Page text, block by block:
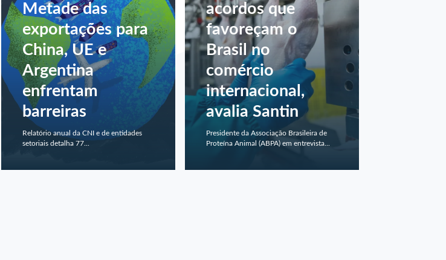
Metade das
exportações para
China, UE e
Argentina
enfrentam
barreiras
Relatório anual da CNI e de entidades
setoriais detalha 77...
acordos que
favoreçam o
Brasil no
comércio
internacional,
avalia Santin
Presidente da Associação Brasileira de
Proteína Animal (ABPA) em entrevista...